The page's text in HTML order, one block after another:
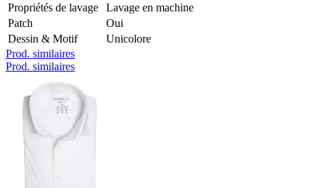
Propriétés de lavage
Lavage en machine
Patch
Oui
Dessin & Motif
Unicolore
Prod. similaires
Prod. similaires